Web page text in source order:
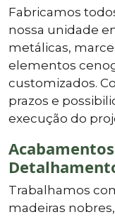
Fabricamos
nossa unidade
metálicas,
elementos
customizados.
prazos e
execução do
Trabalhamos
madeiras